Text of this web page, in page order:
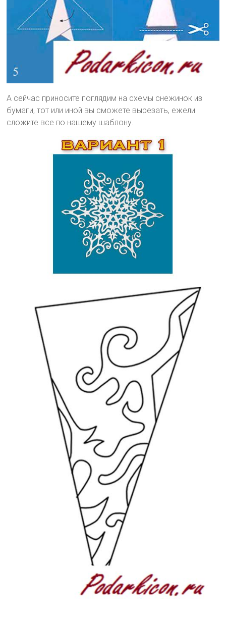
А сейчас приносите поглядим на схемы снежинок из
бумаги, тот или иной вы сможете вырезать, ежели
сложите все по нашему шаблону.